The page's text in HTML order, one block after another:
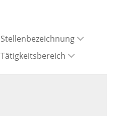
Stellenbezeichnung
Tätigkeitsbereich